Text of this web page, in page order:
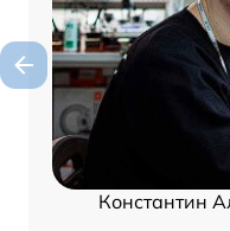
Константин